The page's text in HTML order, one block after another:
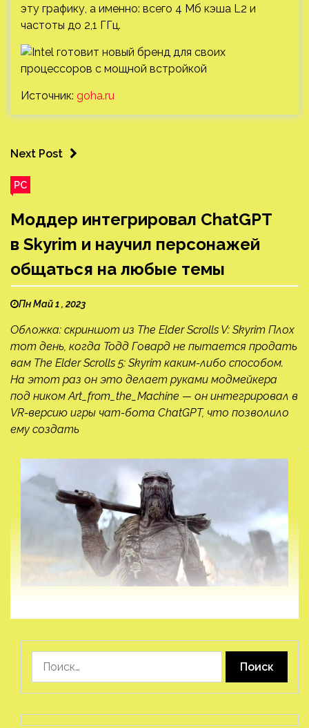
эту графику, а именно: всего 4 Мб кэша L2 и
частоты до 2,1 ГГц.
Источник: goha.ru
Next Post
PC
Моддер интегрировал ChatGPT
в Skyrim и научил персонажей
общаться на любые темы
Пн Май 1 , 2023
Обложка: скриншот из The Elder Scrolls V: Skyrim Плох
тот день, когда Тодд Говард не пытается продать
вам The Elder Scrolls 5: Skyrim каким-либо способом.
На этот раз он это делает руками модмейкера
под ником Art_from_the_Machine — он интегрировал в
VR-версию игры чат-бота ChatGPT, что позволило
ему создать